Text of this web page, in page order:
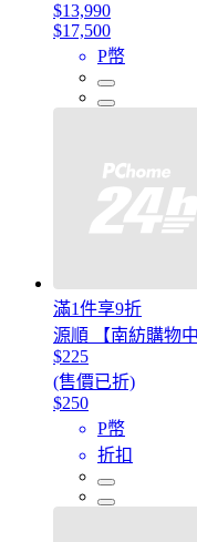
$13,990
$17,500
P幣
滿1件享9折
源順 【南紡購物
$225
(售價已折)
$250
P幣
折扣